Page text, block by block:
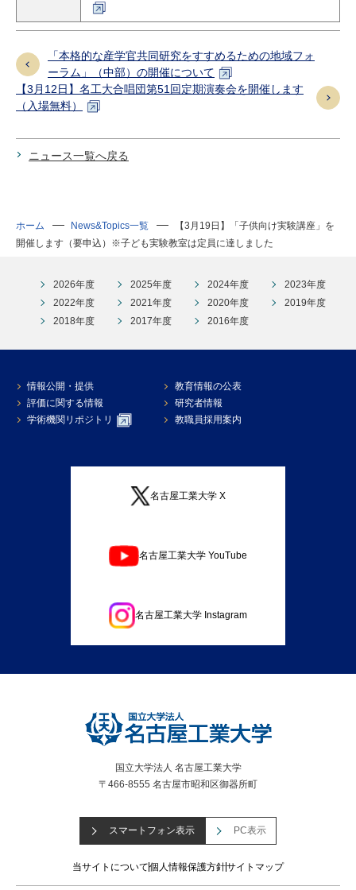
「本格的な産学官共同研究をすすめるための地域フォ
ーラム」（中部）の開催について
【3月12日】名工大合唱団第51回定期演奏会を開催します
（入場無料）
ニュース一覧へ戻る
ホーム News&Topics一覧
【3月19日】「子供向け実験講座」を
開催します（要申込）※子ども実験教室は定員に達しました
2026年度 2025年度 2024年度
2023年度
2022年度
2021年度 2020年度
2019年度
2018年度
2017年度 2016年度
情報公開・提供
教育情報の公表
評価に関する情報
研究者情報
学術機関リポジトリ
教職員採用案内
名古屋工業大学 X
名古屋工業大学 YouTube
名古屋工業大学 Instagram
国立大学法人 名古屋工業大学
〒466-8555 名古屋市昭和区御器所町
スマートフォン表示 PC表示
当サイトについて個人情報保護方針サイトマップ